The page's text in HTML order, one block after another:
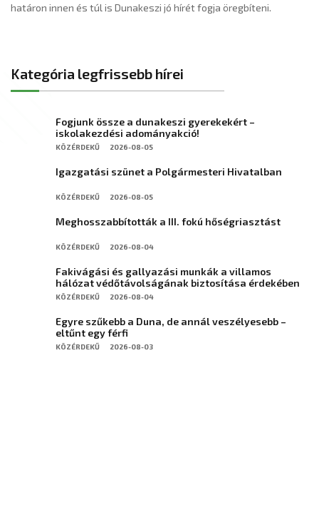
határon innen és túl is Dunakeszi jó hírét fogja öregbíteni.
Kategória legfrissebb hírei
Fogjunk össze a dunakeszi gyerekekért –
iskolakezdési adományakció!
KÖZÉRDEKŰ 2026-08-05
Igazgatási szünet a Polgármesteri Hivatalban
KÖZÉRDEKŰ 2026-08-05
Meghosszabbították a III. fokú hőségriasztást
KÖZÉRDEKŰ 2026-08-04
Fakivágási és gallyazási munkák a villamos
hálózat védőtávolságának biztosítása érdekében
KÖZÉRDEKŰ 2026-08-04
Egyre szűkebb a Duna, de annál veszélyesebb –
eltűnt egy férfi
KÖZÉRDEKŰ 2026-08-03